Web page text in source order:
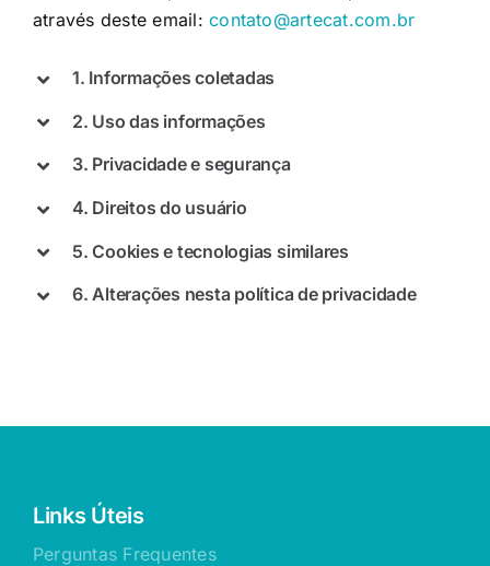
através deste email:contato@artecat.com.br
1. Informações coletadas
2. Uso das informações
3. Privacidade e segurança
4. Direitos do usuário
5. Cookies e tecnologias similares
6. Alterações nesta política de privacidade
Links Úteis
Perguntas Frequentes